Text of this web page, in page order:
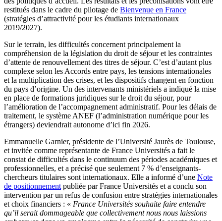
restitués dans le cadre du pilotage de Bienvenue en France
(stratégies d’attractivité pour les étudiants internationaux
2019/2027).
Sur le terrain, les difficultés concernent principalement la
compréhension de la législation du droit de séjour et les contraintes
d’attente de renouvellement des titres de séjour. C’est d’autant plus
complexe selon les Accords entre pays, les tensions internationales
et la multiplication des crises, et les dispositifs changent en fonction
du pays d’origine. Un des intervenants ministériels a indiqué la mise
en place de formations juridiques sur le droit du séjour, pour
l’amélioration de l’accompagnement administratif. Pour les délais de
traitement, le système ANEF (l’administration numérique pour les
étrangers) deviendrait autonome d’ici fin 2026.
Emmanuelle Garnier, présidente de l’Université Jaurès de Toulouse,
et invitée comme représentante de France Universités a fait le
constat de difficultés dans le continuum des périodes académiques et
professionnelles, et a précisé que seulement 7 % d’enseignants-
chercheurs titulaires sont internationaux. Elle a informé d’une Note
de positionnementpubliée par France Universités et a conclu son
intervention par un refus de confusion entre stratégies internationales
et choix financiers : « France Universités souhaite faire entendre
qu’il serait dommageable que collectivement nous nous laissions